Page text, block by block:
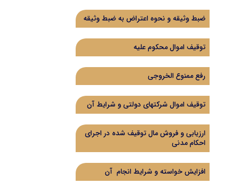
ضبط وثیقه و نحوه اعتراض به ضبط وثیقه
توقیف اموال محکوم علیه
رفع ممنوع الخروجی
توقیف اموال شرکتهای دولتی و شرایط آن
ارزیابی و فروش مال توقیف شده در اجرای
احکام مدنی
افزایش خواسته و شرایط انجام آن